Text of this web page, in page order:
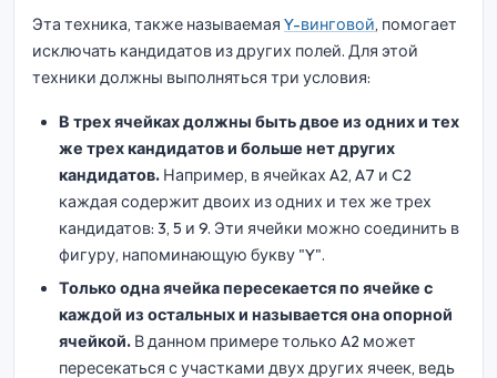
Эта техника, также называемая Y-винговой, помогает
исключать кандидатов из других полей. Для этой
техники должны выполняться три условия:
В трех ячейках должны быть двое из одних и тех
же трех кандидатов и больше нет других
кандидатов. Например, в ячейках A2, A7 и C2
каждая содержит двоих из одних и тех же трех
кандидатов: 3, 5 и 9. Эти ячейки можно соединить в
фигуру, напоминающую букву "Y".
Только одна ячейка пересекается по ячейке с
каждой из остальных и называется она опорной
ячейкой. В данном примере только A2 может
пересекаться с участками двух других ячеек, ведь